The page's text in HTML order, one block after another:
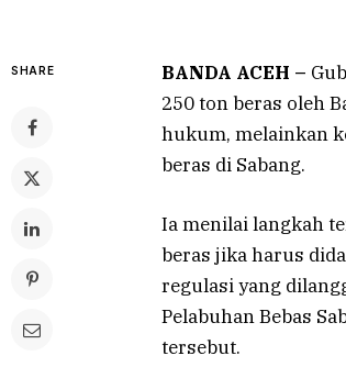
SHARE BANDA ACEH –
250 ton beras oleh
hukum, melainkan
beras di Sabang.
Ia menilai langkah
beras jika harus
regulasi yang
Pelabuhan Bebas
tersebut.